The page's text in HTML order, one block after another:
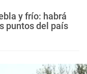
y frío: habrá
puntos del país